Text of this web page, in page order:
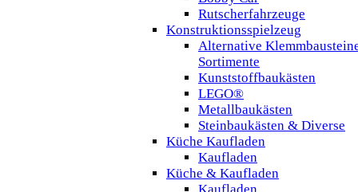
Rutscherfahrzeuge
Konstruktionsspielzeug
Alternative
Sortimente
Kunststoffbaukästen
LEGO®
Metallbaukästen
Steinbaukästen & Diverse
Küche Kaufladen
Kaufladen
Küche & Kaufladen